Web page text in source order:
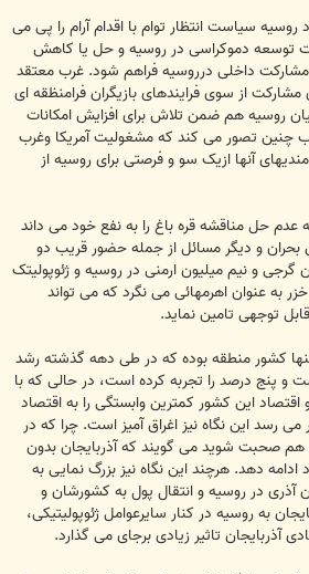
سیاست انتظار توام با اقدام آرام را پی می
توسعه دموکراسی در روسیه و حل یا کاهش
مشارکت داخلی درروسیه فراهم شود. غرب معتقد
از سوی فرایندهای بازیگران فرامنظقه ای
روسیه هم ضمن تلاش برای افزایش امکانات
چنین تصور می کند که مشغولیت آمریکا وغرب
آنها ازیک سو و فرصتی برای روسیه از
عدم حل مناقشه قره باغ را به نفع خود می داند
بحران و دیگر مسائل از جمله حضور قریب دو
گرجی و نیم میلیون ارمنی در روسیه و ژئوپولیتک
به عنوان اهرمهائی می نگرد که می تواند
توجهی تامین نماید.
کشور منطقه بوده که در طی دهه گذشته رشد
و پنج درصد را تجربه کرده است، در حالی که با
اقتصاد این کشور کمترین وابستگی را به اقتصاد
رسد این نگاه نیز اغراق آمیز است. چرا که در
هم صحبت شوید می گویند که آذربایجان بدون
دهد. هرچند این نگاه نیز بزرگ نمایی به
اما حضور 2 میلیون آذری در روسیه و انتقال پول به کشورشان و
به روسیه در کنار سایرعوامل ژئوپولیتیکی،
آذربایجان تاثیر زیادی برجای می گذارد.